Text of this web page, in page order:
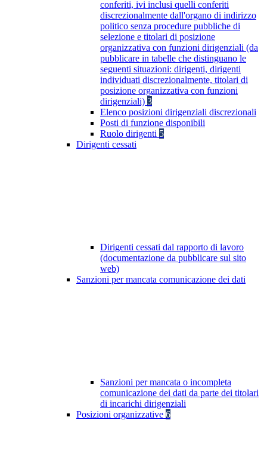
conferiti, ivi inclusi quelli conferiti
discrezionalmente dall'organo di indirizzo
politico senza procedure pubbliche di
selezione e titolari di posizione
organizzativa con funzioni dirigenziali (da
pubblicare in tabelle che distinguano le
seguenti situazioni: dirigenti, dirigenti
individuati discrezionalmente, titolari di
posizione organizzativa con funzioni
dirigenziali) 3
Elenco posizioni dirigenziali discrezionali
Posti di funzione disponibili
Ruolo dirigenti 5
Dirigenti cessati
Dirigenti cessati dal rapporto di lavoro
(documentazione da pubblicare sul sito
web)
Sanzioni per mancata comunicazione dei dati
Sanzioni per mancata o incompleta
comunicazione dei dati da parte dei titolari
di incarichi dirigenziali
Posizioni organizzative 6